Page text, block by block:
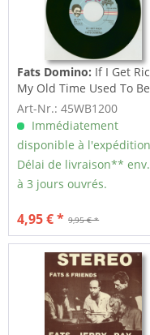
Fats Domino: If I Get
My Old Time Used To Be
(7inch,...
Art-Nr.: 45WB1200
Immédiatement
disponible à
Délai de livraison** env.
à 3 jours ouvrés.
9,95 € *
4,95 € *